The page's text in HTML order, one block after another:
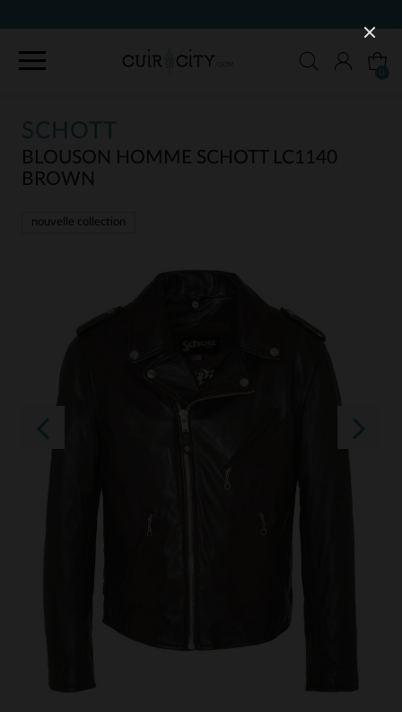
SCHOTT
BLOUSON HOMME SCHOTT LC1140
BROWN
nouvelle collection